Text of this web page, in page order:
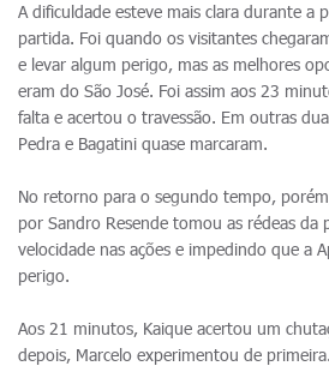
A dificuldade esteve mais clara durante a
partida. Foi quando os visitantes
e levar algum perigo, mas as melhores
eram do São José. Foi assim aos 23
falta e acertou o travessão. Em outras
Pedra e Bagatini quase marcaram.
No retorno para o segundo tempo,
por Sandro Resende tomou as rédeas
velocidade nas ações e impedindo que a
perigo.
Aos 21 minutos, Kaique acertou um
depois, Marcelo experimentou de